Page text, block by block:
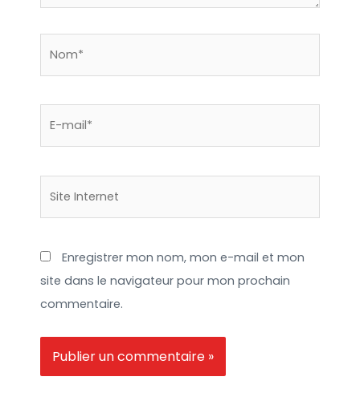
Enregistrer mon nom, mon e-mail et mon
site dans le navigateur pour mon prochain
commentaire.